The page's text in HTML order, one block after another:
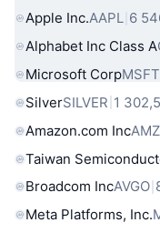
Apple Inc.AAPL 6
Alphabet Inc Class A
Microsoft CorpMSFT
SilverSILVER 1
Amazon.com Inc
Taiwan
Broadcom IncAVGO
Meta Platforms, Inc.